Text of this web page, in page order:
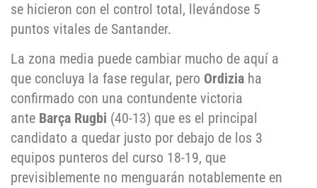
se hicieron con el control total, llevándose 5
puntos vitales de Santander.
La zona media puede cambiar mucho de aquí a
que concluya la fase regular, pero Ordizia ha
confirmado con una contundente victoria
ante Barça Rugbi (40-13) que es el principal
candidato a quedar justo por debajo de los 3
equipos punteros del curso 18-19, que
previsiblemente no menguarán notablemente en